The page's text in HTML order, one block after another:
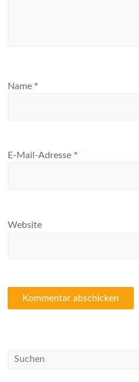
Name *
E-Mail-Adresse *
Website